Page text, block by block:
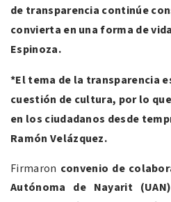
de transparencia continúe
convierta en una forma de
Espinoza.
*El tema de la transparencia
cuestión de cultura, por lo
en los ciudadanos desde
Ramón Velázquez.
Firmaron convenio de
Autónoma de Nayarit